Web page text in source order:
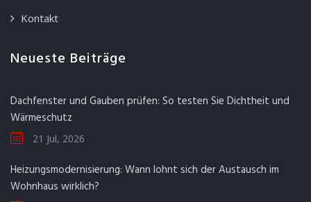
Kontakt
Neueste Beiträge
Dachfenster und Gauben prüfen: So testen Sie Dichtheit und
Wärmeschutz
21 Jul, 2026
Heizungsmodernisierung: Wann lohnt sich der Austausch im
Wohnhaus wirklich?